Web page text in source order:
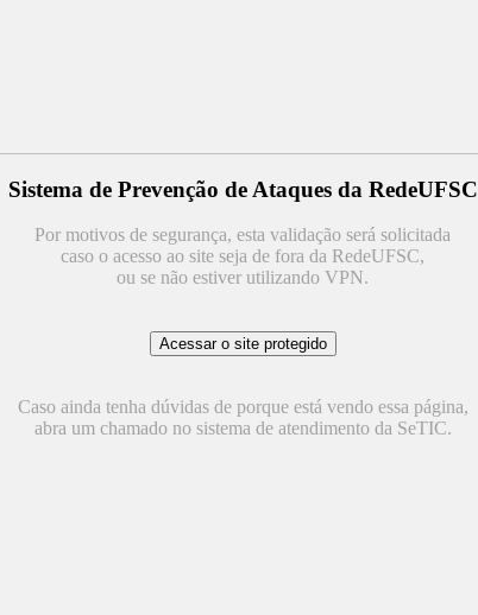
Sistema de Prevenção de Ataques da RedeUFSC
Por motivos de segurança, esta validação será solicitada
caso o acesso ao site seja de fora da RedeUFSC,
ou se não estiver utilizando VPN.
Caso ainda tenha dúvidas de porque está vendo essa página,
abra um chamado no sistema de atendimento da SeTIC.